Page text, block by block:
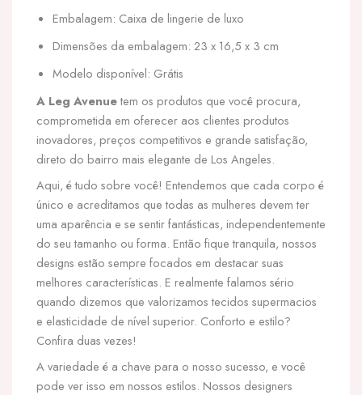
Embalagem: Caixa de lingerie de luxo
Dimensões da embalagem: 23 x 16,5 x 3 cm
Modelo disponível: Grátis
A Leg Avenuetem os produtos que você procura,
comprometida em oferecer aos clientes produtos
inovadores, preços competitivos e grande satisfação,
direto do bairro mais elegante de Los Angeles.
Aqui, é tudo sobre você! Entendemos que cada corpo é
único e acreditamos que todas as mulheres devem ter
uma aparência e se sentir fantásticas, independentemente
do seu tamanho ou forma. Então fique tranquila, nossos
designs estão sempre focados em destacar suas
melhores características. E realmente falamos sério
quando dizemos que valorizamos tecidos supermacios
e elasticidade de nível superior. Conforto e estilo?
Confira duas vezes!
A variedade é a chave para o nosso sucesso, e você
pode ver isso em nossos estilos. Nossos designers